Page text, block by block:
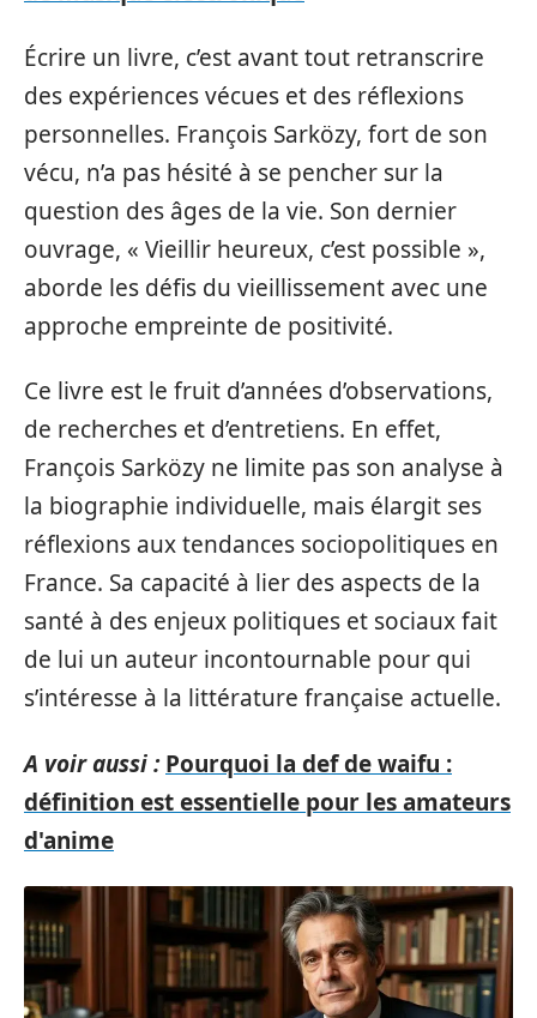
Écrire un livre, c’est avant tout retranscrire
des expériences vécues et des réflexions
personnelles. François Sarközy, fort de son
vécu, n’a pas hésité à se pencher sur la
question des âges de la vie. Son dernier
ouvrage, « Vieillir heureux, c’est possible »,
aborde les défis du vieillissement avec une
approche empreinte de positivité.
Ce livre est le fruit d’années d’observations,
de recherches et d’entretiens. En effet,
François Sarközy ne limite pas son analyse à
la biographie individuelle, mais élargit ses
réflexions aux tendances sociopolitiques en
France. Sa capacité à lier des aspects de la
santé à des enjeux politiques et sociaux fait
de lui un auteur incontournable pour qui
s’intéresse à la littérature française actuelle.
A voir aussi : Pourquoi la def de waifu :
définition est essentielle pour les amateurs
d'anime